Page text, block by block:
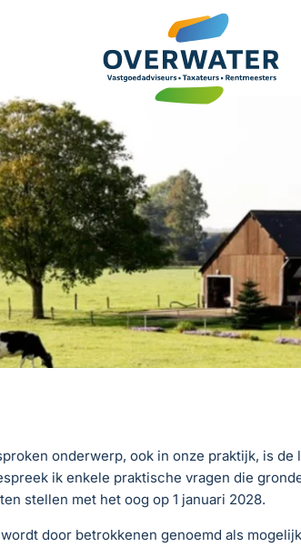
onderwerp, ook in onze praktijk, is de
ik enkele praktische vragen die
stellen met het oog op 1 januari 2028.
door betrokkenen genoemd als